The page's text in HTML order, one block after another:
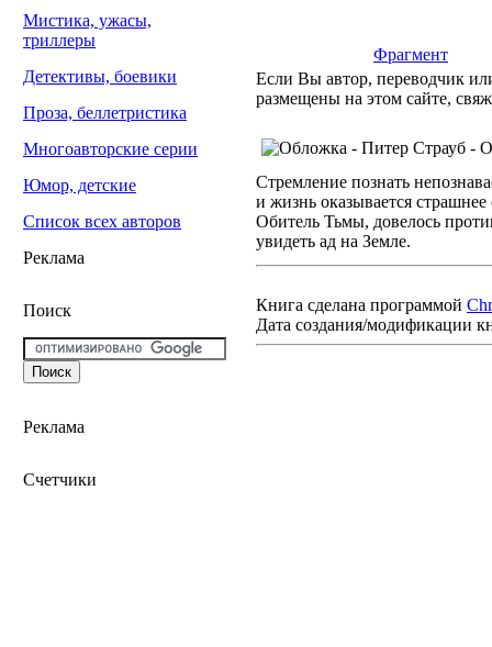
Мистика, ужасы,
триллеры
Детективы, боевики
Проза, беллетристика
Многоавторские серии
Юмор, детские
Список всех авторов
Реклама
Поиск
Реклама
Счетчики
Фрагмент
Если Вы автор, переводчик
размещены на этом сайте,
Стремление познать
и жизнь оказывается
Обитель Тьмы, довелось
увидеть ад на Земле.
Книга сделана программой
Дата создания/модификации